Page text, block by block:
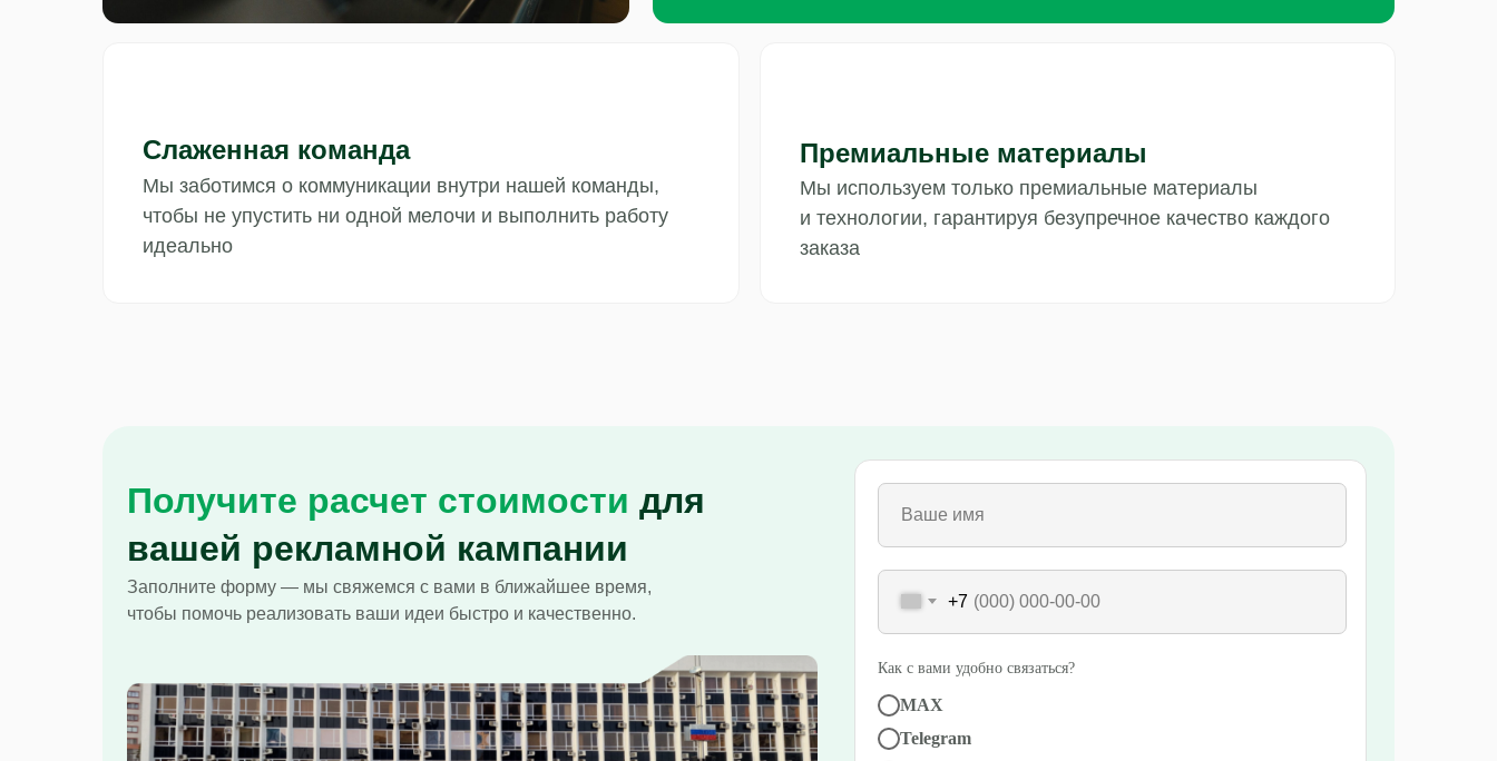
Премиальные материалы
Мы используем только премиальные материалы
и технологии, гарантируя безупречное качество каждого
заказа
Слаженная команда
Мы заботимся о коммуникации внутри нашей команды,
чтобы не упустить ни одной мелочи и выполнить работу
идеально
Получите расчет стоимости для
вашей рекламной кампании
Заполните форму — мы свяжемся с вами в ближайшее время,
чтобы помочь реализовать ваши идеи быстро и качественно.
+7
Как с вами удобно связаться?
MAX
Telegram